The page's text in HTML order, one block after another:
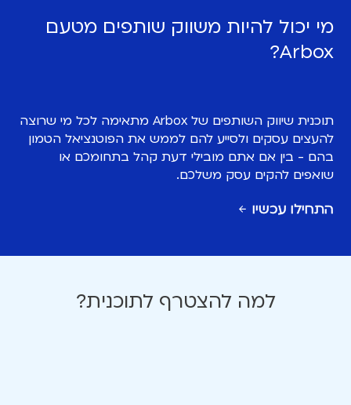
מי יכול להיות משווק שותפים מטעם
Arbox?
תוכנית שיווק השותפים של Arbox מתאימה לכל מי שרוצה
להעצים עסקים ולסייע להם לממש את הפוטנציאל הטמון
בהם - בין אם אתם מובילי דעת קהל בתחומכם או
שואפים להקים עסק משלכם.
התחילו עכשיו
למה להצטרף לתוכנית?